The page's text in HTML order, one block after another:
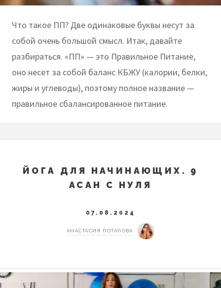
Что такое ПП? Две одинаковые буквы несут за
собой очень большой смысл. Итак, давайте
разбираться. «ПП» — это Правильное Питание,
оно несет за собой баланс КБЖУ (калории, белки,
жиры и углеводы), поэтому полное название —
правильное сбалансированное питание.
ЙОГА ДЛЯ НАЧИНАЮЩИХ. 9
АСАН С НУЛЯ
07.08.2024
АНАСТАСИЯ ПОТАПОВА